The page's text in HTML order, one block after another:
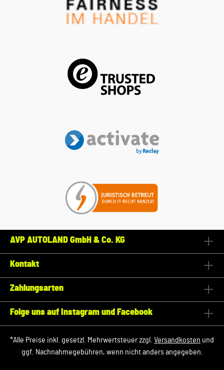
AVP AUTOLAND GmbH & Co. KG
Kontakt
Zahlungsarten
Folge uns auf Instagram und Facebook
*Alle Preise inkl. gesetzl. Mehrwertsteuer zzgl. Versandkosten und
ggf. Nachnahmegebühren, wenn nicht anders angegeben.